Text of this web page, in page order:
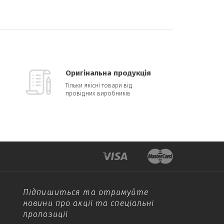
Оригінальна продукція
Тільки якісні товари від
провідних виробників
Підпишиться та отримуйте
новини про акції та спеціальні
пропозиції